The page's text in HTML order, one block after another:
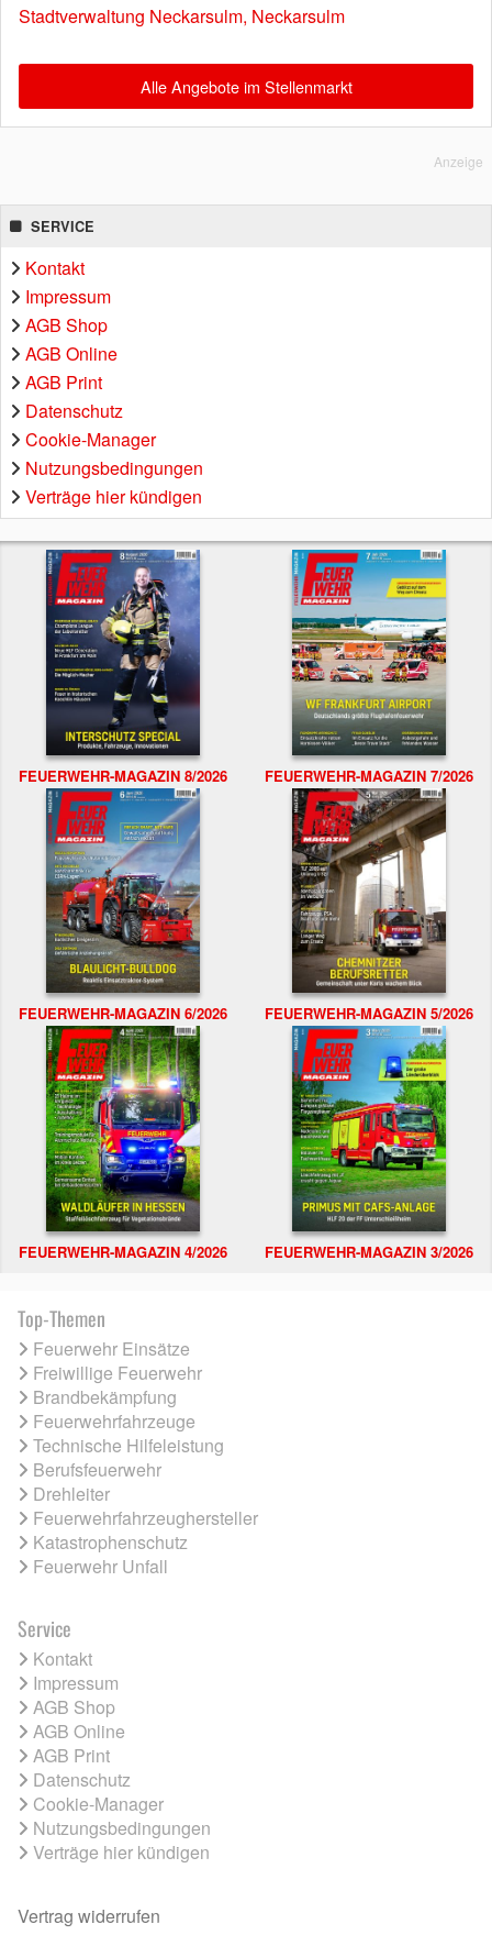
Stadtverwaltung Neckarsulm, Neckarsulm
Alle Angebote im Stellenmarkt
Anzeige
SERVICE
Kontakt
Impressum
AGB Shop
AGB Online
AGB Print
Datenschutz
Cookie-Manager
Nutzungsbedingungen
Verträge hier kündigen
FEUERWEHR-MAGAZIN 8/2026 FEUERWEHR-MAGAZIN 7/2026
FEUERWEHR-MAGAZIN 6/2026 FEUERWEHR-MAGAZIN 5/2026
FEUERWEHR-MAGAZIN 4/2026 FEUERWEHR-MAGAZIN 3/2026
Top-Themen
Feuerwehr Einsätze
Freiwillige Feuerwehr
Brandbekämpfung
Feuerwehrfahrzeuge
Technische Hilfeleistung
Berufsfeuerwehr
Drehleiter
Feuerwehrfahrzeughersteller
Katastrophenschutz
Feuerwehr Unfall
Service
Kontakt
Impressum
AGB Shop
AGB Online
AGB Print
Datenschutz
Cookie-Manager
Nutzungsbedingungen
Verträge hier kündigen
Vertrag widerrufen